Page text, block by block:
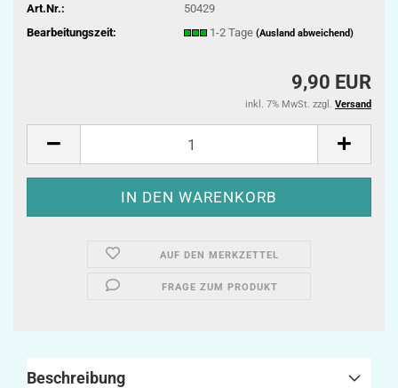
Art.Nr.:
50429
Bearbeitungszeit:
1-2 Tage (Ausland abweichend)
9,90 EUR
inkl. 7% MwSt. zzgl. Versand
AUF DEN MERKZETTEL
FRAGE ZUM PRODUKT
Beschreibung